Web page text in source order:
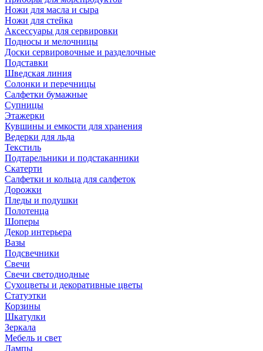
Ножи для масла и сыра
Ножи для стейка
Аксессуары для сервировки
Подносы и мелочницы
Доски сервировочные и разделочные
Подставки
Шведская линия
Солонки и перечницы
Салфетки бумажные
Супницы
Этажерки
Кувшины и емкости для хранения
Ведерки для льда
Текстиль
Подтарельники и подстаканники
Скатерти
Салфетки и кольца для салфеток
Дорожки
Пледы и подушки
Полотенца
Шоперы
Декор интерьера
Вазы
Подсвечники
Свечи
Свечи светодиодные
Сухоцветы и декоративные цветы
Статуэтки
Корзины
Шкатулки
Зеркала
Мебель и свет
Лампы